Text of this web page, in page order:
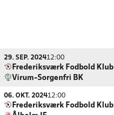
29. SEP. 202412:00
Frederiksværk Fodbold Klub
Virum-Sorgenfri BK
06. OKT. 202412:00
Frederiksværk Fodbold Klub